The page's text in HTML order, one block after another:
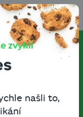
zvyklí
našli to,